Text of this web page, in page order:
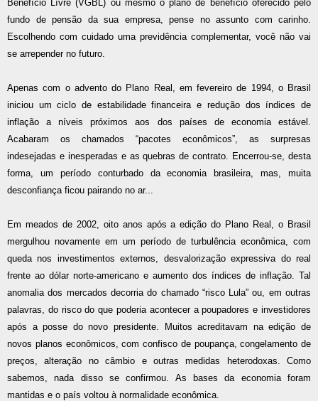
Benefício Lívre (VGBL) ou mesmo o plano de benefício oferecido pelo
fundo de pensão da sua empresa, pense no assunto com carinho.
Escolhendo com cuidado uma previdência complementar, você não vai
se arrepender no futuro.
Apenas com o advento do Plano Real, em fevereiro de 1994, o Brasil
iniciou um ciclo de estabilidade financeira e redução dos índices de
inflação a níveis próximos aos dos países de economia estável.
Acabaram os chamados “pacotes econômicos”, as surpresas
indesejadas e inesperadas e as quebras de contrato. Encerrou-se, desta
forma, um período conturbado da economia brasileira, mas, muita
desconfiança ficou pairando no ar...
Em meados de 2002, oito anos após a edição do Plano Real, o Brasil
mergulhou novamente em um período de turbulência econômica, com
queda nos investimentos externos, desvalorização expressiva do real
frente ao dólar norte-americano e aumento dos índices de inflação. Tal
anomalia dos mercados decorria do chamado “risco Lula” ou, em outras
palavras, do risco do que poderia acontecer a poupadores e investidores
após a posse do novo presidente. Muitos acreditavam na edição de
novos planos econômicos, com confisco de poupança, congelamento de
preços, alteração no câmbio e outras medidas heterodoxas. Como
sabemos, nada disso se confirmou. As bases da economia foram
mantidas e o país voltou à normalidade econômica.